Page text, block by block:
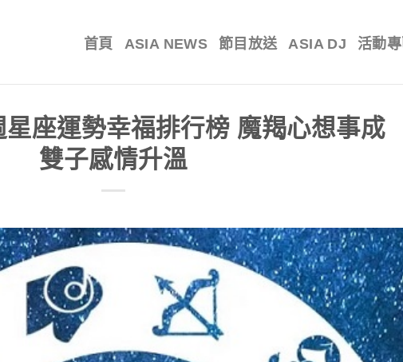
首頁 ASIA NEWS 節目放送 ASIA DJ 活動
星座運勢幸福排行榜 魔羯心想事成
雙子感情升溫